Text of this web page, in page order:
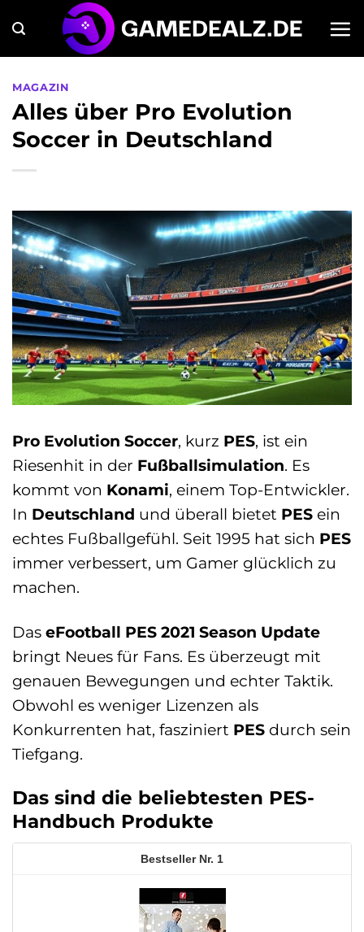
Inhalt
springen
MAGAZIN
Alles über Pro Evolution
Soccer in Deutschland
Pro Evolution Soccer, kurz PES, ist ein
Riesenhit in der Fußballsimulation. Es
kommt von Konami, einem Top-Entwickler.
In Deutschland und überall bietet PES ein
echtes Fußballgefühl. Seit 1995 hat sich PES
immer verbessert, um Gamer glücklich zu
machen.
Das eFootball PES 2021 Season Update
bringt Neues für Fans. Es überzeugt mit
genauen Bewegungen und echter Taktik.
Obwohl es weniger Lizenzen als
Konkurrenten hat, fasziniert PES durch sein
Tiefgang.
Das sind die beliebtesten PES-
Handbuch Produkte
1